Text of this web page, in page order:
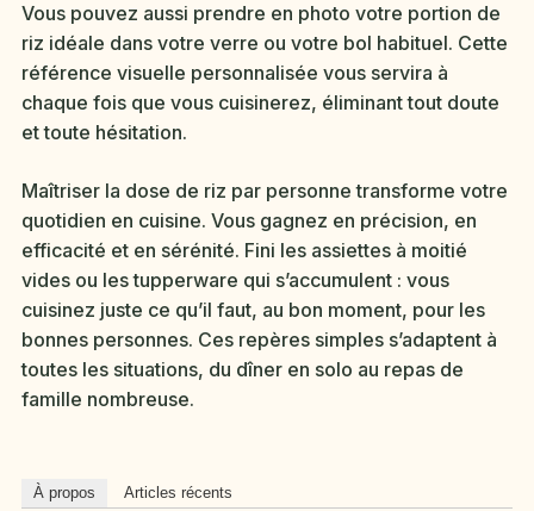
Vous pouvez aussi prendre en photo votre portion de
riz idéale dans votre verre ou votre bol habituel. Cette
référence visuelle personnalisée vous servira à
chaque fois que vous cuisinerez, éliminant tout doute
et toute hésitation.
Maîtriser la dose de riz par personne transforme votre
quotidien en cuisine. Vous gagnez en précision, en
efficacité et en sérénité. Fini les assiettes à moitié
vides ou les tupperware qui s’accumulent : vous
cuisinez juste ce qu’il faut, au bon moment, pour les
bonnes personnes. Ces repères simples s’adaptent à
toutes les situations, du dîner en solo au repas de
famille nombreuse.
À propos Articles récents